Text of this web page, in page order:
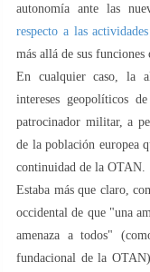
autonomía ante las
respecto a las
más allá de sus funciones
En cualquier caso, la
intereses geopolíticos
patrocinador militar, a
de la población europea
continuidad de la OTAN.
Estaba más que claro,
occidental de que "una
amenaza a todos"
fundacional de la